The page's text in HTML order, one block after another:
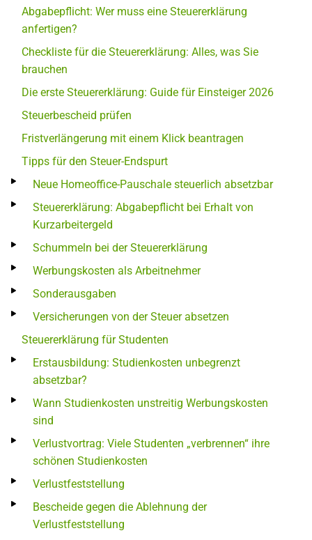
Abgabepflicht: Wer muss eine Steuererklärung
anfertigen?
Checkliste für die Steuererklärung: Alles, was Sie
brauchen
Die erste Steuererklärung: Guide für Einsteiger 2026
Steuerbescheid prüfen
Fristverlängerung mit einem Klick beantragen
Tipps für den Steuer-Endspurt
Neue Homeoffice-Pauschale steuerlich absetzbar
Steuererklärung: Abgabepflicht bei Erhalt von
Kurzarbeitergeld
Schummeln bei der Steuererklärung
Werbungskosten als Arbeitnehmer
Sonderausgaben
Versicherungen von der Steuer absetzen
Steuererklärung für Studenten
Erstausbildung: Studienkosten unbegrenzt
absetzbar?
Wann Studienkosten unstreitig Werbungskosten
sind
Verlustvortrag: Viele Studenten „verbrennen“ ihre
schönen Studienkosten
Verlustfeststellung
Bescheide gegen die Ablehnung der
Verlustfeststellung